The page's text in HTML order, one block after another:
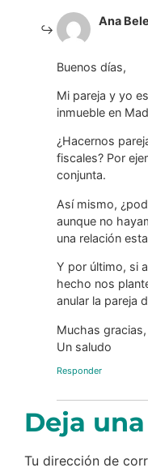
Ana
Buenos días,
Mi pareja y yo
inmueble en
¿Hacernos
fiscales? Por
conjunta.
Así mismo,
aunque no
una relación
Y por último, si
hecho nos
anular la pareja
Muchas gracias,
Un saludo
Responder
Deja
Tu dirección de